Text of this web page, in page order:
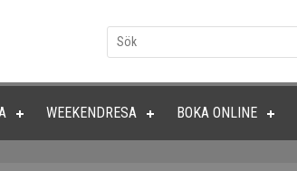
WEEKENDRESA BOKA ONLINE